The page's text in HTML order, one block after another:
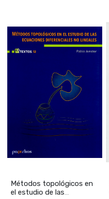
Métodos topológicos en
el estudio de las